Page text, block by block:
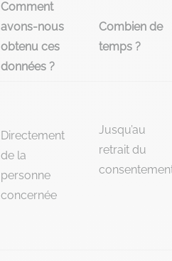
Comment
avons-nous
obtenu ces
données ?
Combien de
temps ?
Directement
de la
personne
concernée
Jusqu’au
retrait du